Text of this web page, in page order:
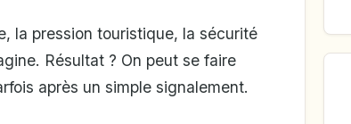
la pression touristique, la sécurité
Résultat ? On peut se faire
après un simple signalement.